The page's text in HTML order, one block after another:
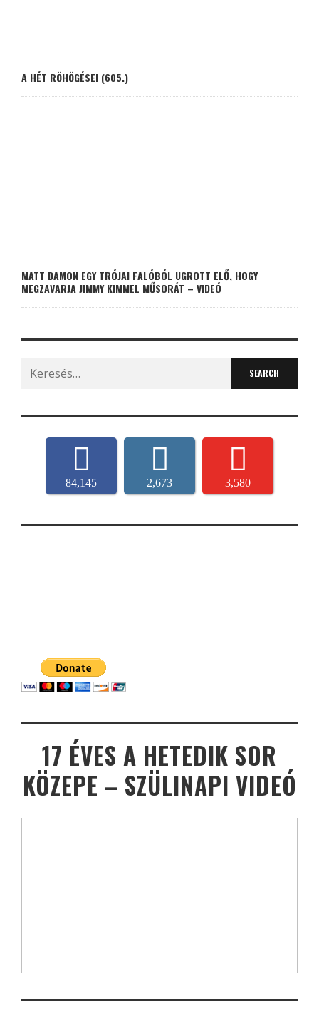
A HÉT RÖHÖGÉSEI (605.)
MATT DAMON EGY TRÓJAI FALÓBÓL UGROTT ELŐ, HOGY
MEGZAVARJA JIMMY KIMMEL MŰSORÁT – VIDEÓ
Search
for:
84,145 2,673 3,580
17 ÉVES A HETEDIK SOR
KÖZEPE – SZÜLINAPI VIDEÓ